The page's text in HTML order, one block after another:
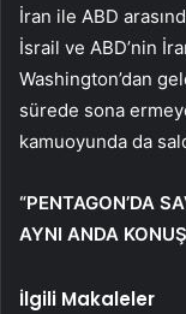
İran ile ABD
İsrail ve ABD’nin
Washington’dan
sürede sona
kamuoyunda da
“PENTAGON’DA
AYNI ANDA
İlgili Makaleler